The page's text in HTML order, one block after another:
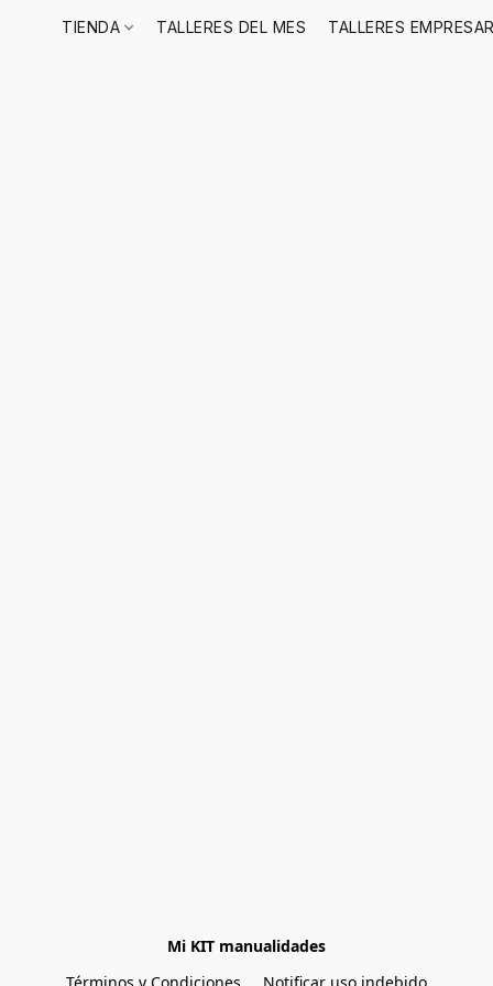
TIENDA TALLERES DEL MES TALLERES
Mi KIT manualidades